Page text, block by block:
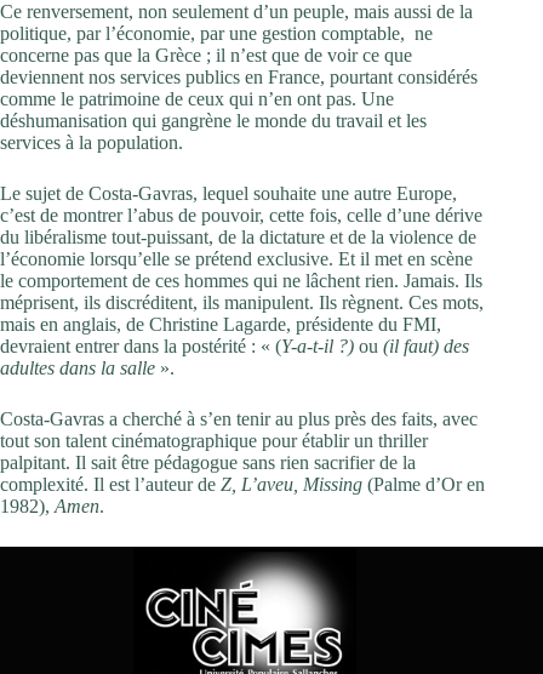
Ce renversement, non seulement d’un peuple, mais aussi de la
politique, par l’économie, par une gestion comptable, ne
concerne pas que la Grèce ; il n’est que de voir ce que
deviennent nos services publics en France, pourtant considérés
comme le patrimoine de ceux qui n’en ont pas. Une
déshumanisation qui gangrène le monde du travail et les
services à la population.
Le sujet de Costa-Gavras, lequel souhaite une autre Europe,
c’est de montrer l’abus de pouvoir, cette fois, celle d’une dérive
du libéralisme tout-puissant, de la dictature et de la violence de
l’économie lorsqu’elle se prétend exclusive. Et il met en scène
le comportement de ces hommes qui ne lâchent rien. Jamais. Ils
méprisent, ils discréditent, ils manipulent. Ils règnent. Ces mots,
mais en anglais, de Christine Lagarde, présidente du FMI,
devraient entrer dans la postérité : « (Y-a-t-il ?) ou (il faut) des
adultes dans la salle ».
Costa-Gavras a cherché à s’en tenir au plus près des faits, avec
tout son talent cinématographique pour établir un thriller
palpitant. Il sait être pédagogue sans rien sacrifier de la
complexité. Il est l’auteur de Z, L’aveu, Missing (Palme d’Or en
1982), Amen.